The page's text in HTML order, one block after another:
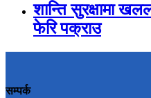
शान्ति सुरक्षामा
फेरि पक्राउ
सम्पर्क